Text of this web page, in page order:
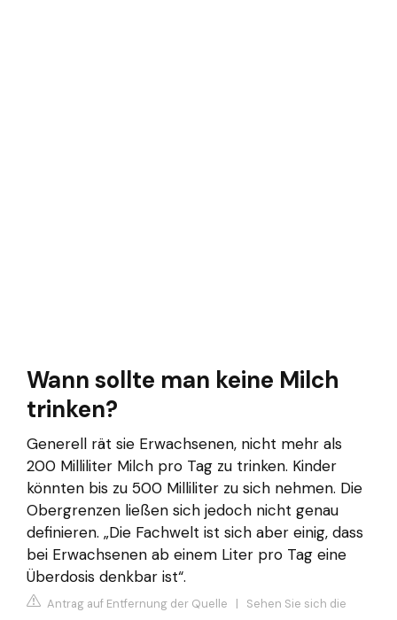
Wann sollte man keine Milch
trinken?
Generell rät sie Erwachsenen, nicht mehr als
200 Milliliter Milch pro Tag zu trinken. Kinder
könnten bis zu 500 Milliliter zu sich nehmen. Die
Obergrenzen ließen sich jedoch nicht genau
definieren. „Die Fachwelt ist sich aber einig, dass
bei Erwachsenen ab einem Liter pro Tag eine
Überdosis denkbar ist“.
Antrag auf Entfernung der Quelle | Sehen Sie sich die